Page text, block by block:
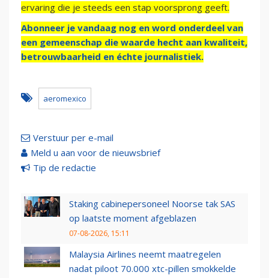
ervaring die je steeds een stap voorsprong geeft.
Abonneer je vandaag nog en word onderdeel van
een gemeenschap die waarde hecht aan kwaliteit,
betrouwbaarheid en échte journalistiek.
aeromexico
Verstuur per e-mail
Meld u aan voor de nieuwsbrief
Tip de redactie
Staking cabinepersoneel Noorse tak SAS
op laatste moment afgeblazen
07-08-2026, 15:11
Malaysia Airlines neemt maatregelen
nadat piloot 70.000 xtc-pillen smokkelde